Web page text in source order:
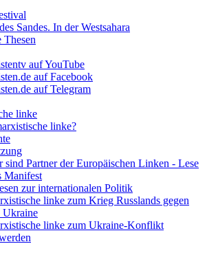
Sandes. In der Westsahara
Thesen
auf YouTube
auf Facebook
auf Telegram
linke
linke?
sind Partner der Europäischen Linken - Lese
Manifest
zur internationalen Politik
linke zum Krieg Russlands gegen
Ukraine
linke zum Ukraine-Konflikt